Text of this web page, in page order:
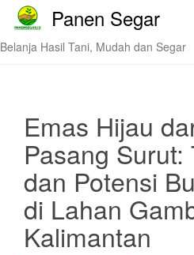
Panen Segar
Belanja Hasil Tani, Mudah dan Segar
Emas Hijau
Pasang Surut:
dan Potensi
di Lahan
Kalimantan